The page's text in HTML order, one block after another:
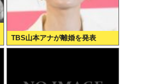
TBS山本アナが離婚を発表